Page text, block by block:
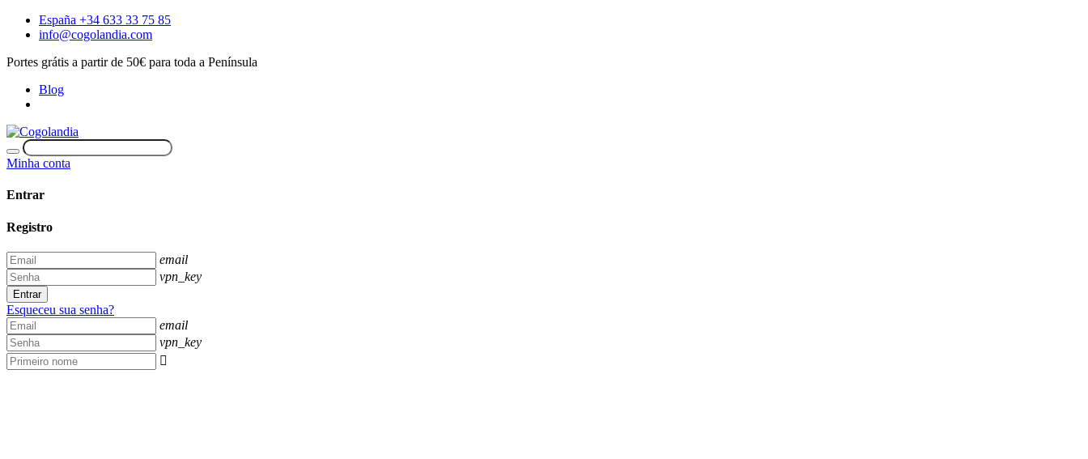
España +34 633 33 75 85
info@cogolandia.com
Portes grátis a partir de 50€ para toda a Península
Blog
Minha conta
Entrar
Registro
email
vpn_key
Entrar
Esqueceu sua senha?
email
vpn_key
